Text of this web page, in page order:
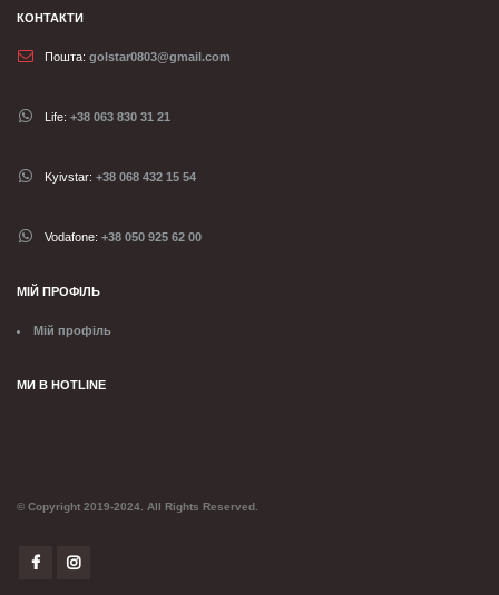
КОНТАКТИ
Пошта: golstar0803@gmail.com
Life: +38 063 830 31 21
Kyivstar: +38 068 432 15 54
Vodafone: +38 050 925 62 00
МІЙ ПРОФІЛЬ
Мій профіль
МИ В HOTLINE
© Copyright 2019-2024. All Rights Reserved.